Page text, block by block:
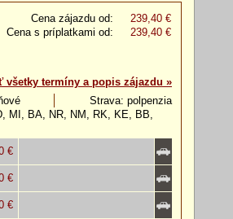
Cena zájazdu od:
239,40 €
Cena s príplatkami od:
239,40 €
všetky termíny a popis zájazdu »
Strava: polpenzia
MI, BA, NR, NM, RK, KE, BB,
€
€
€